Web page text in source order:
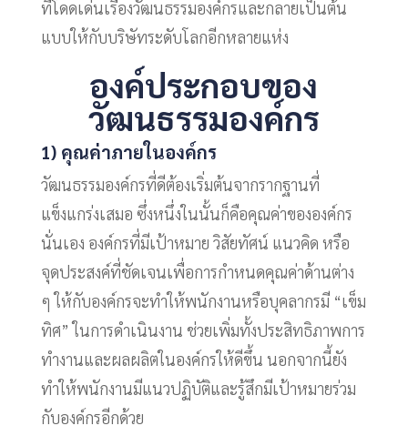
ที่โดดเด่นเรื่องวัฒนธรรมองค์กรและกลายเป็นต้น
แบบให้กับบริษัทระดับโลกอีกหลายแห่ง
องค์ประกอบของ
วัฒนธรรมองค์กร
1) คุณค่าภายในองค์กร
วัฒนธรรมองค์กรที่ดีต้องเริ่มต้นจากรากฐานที่
แข็งแกร่งเสมอ ซึ่งหนึ่งในนั้นก็คือคุณค่าขององค์กร
นั่นเอง องค์กรที่มีเป้าหมาย วิสัยทัศน์ แนวคิด หรือ
จุดประสงค์ที่ชัดเจนเพื่อการกำหนดคุณค่าด้านต่าง
ๆ ให้กับองค์กรจะทำให้พนักงานหรือบุคลากรมี “เข็ม
ทิศ” ในการดำเนินงาน ช่วยเพิ่มทั้งประสิทธิภาพการ
ทำงานและผลผลิตในองค์กรให้ดีขึ้น นอกจากนี้ยัง
ทำให้พนักงานมีแนวปฏิบัติและรู้สึกมีเป้าหมายร่วม
กับองค์กรอีกด้วย